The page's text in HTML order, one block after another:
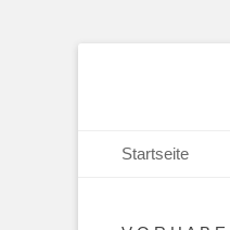
Primäres
Inhalt
Startseite